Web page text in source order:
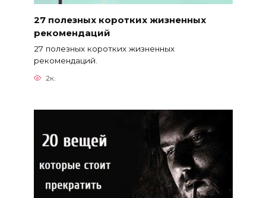
27 полезных коротких жизненных
рекомендаций
27 полезных коротких жизненных
рекомендаций.
2к.